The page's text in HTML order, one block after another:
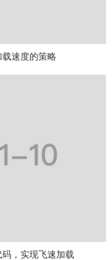
载速度的策略
码，实现飞速加载